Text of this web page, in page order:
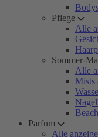
Pflege
Alle
Sommer-
Alle
Mists
Parfum
Alle